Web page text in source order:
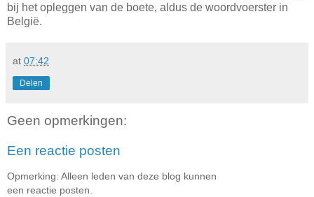
bij het opleggen van de boete, aldus de woordvoerster in
België.
at 07:42
Delen
Geen opmerkingen:
Een reactie posten
Opmerking: Alleen leden van deze blog kunnen
een reactie posten.